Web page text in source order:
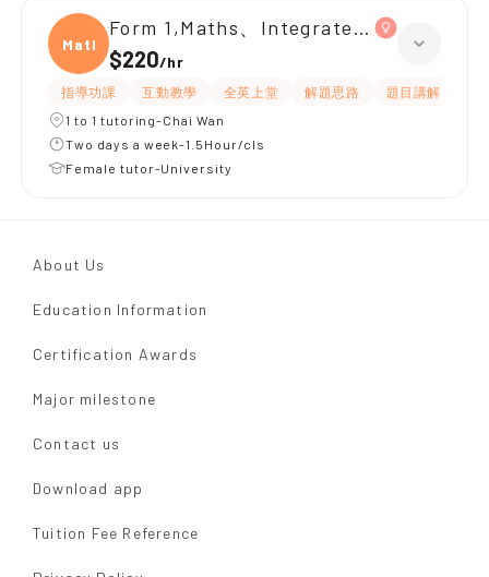
Maths
Form 1,Maths、Integrated Science
$220/hr
指導功課 互動教學 全英上堂 解題思路 題目講解
1 to 1 tutoring-Chai Wan
Two days a week-1.5Hour/cls
Female tutor-University
About Us
Education Information
Certification Awards
Major milestone
Contact us
Download app
Tuition Fee Reference